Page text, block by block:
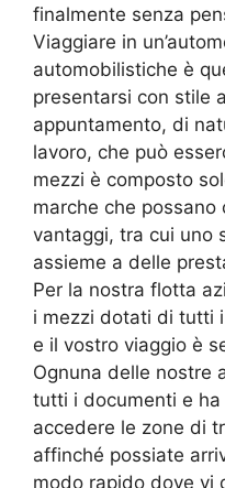
finalmente senza
Viaggiare in
automobilistiche è
presentarsi con stile
appuntamento, di
lavoro, che può
mezzi è composto
marche che
vantaggi, tra cui uno
assieme a delle
Per la nostra flotta
i mezzi dotati di tutti
e il vostro viaggio è
Ognuna delle nostre
tutti i documenti e
accedere le zone di
affinché possiate
modo rapido dove vi